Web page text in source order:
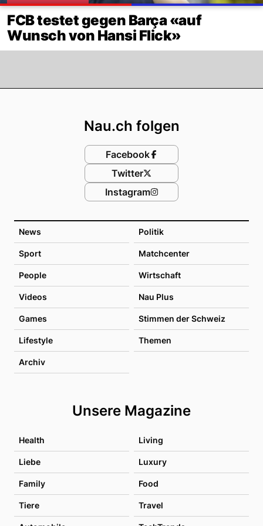
FCB testet gegen Barça «auf
Wunsch von Hansi Flick»
News Politik
Sport Matchcenter
People Wirtschaft
Videos Nau Plus
Games Stimmen der Schweiz
Lifestyle Themen
Archiv
Unsere Magazine
Health Living
Liebe Luxury
Family Food
Tiere Travel
Nau.ch folgen
Facebook
Twitter
Instagram